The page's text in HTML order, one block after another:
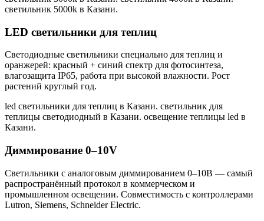
светильник 5000k в Казани.
LED светильники для теплиц
Светодиодные светильники специально для теплиц и
оранжерей: красный + синий спектр для фотосинтеза,
влагозащита IP65, работа при высокой влажности. Рост
растений круглый год.
led светильники для теплиц в Казани. светильник для
теплицы светодиодный в Казани. освещение теплицы led в
Казани.
Диммирование 0–10V
Светильники с аналоговым диммированием 0–10В — самый
распространённый протокол в коммерческом и
промышленном освещении. Совместимость с контроллерами
Lutron, Siemens, Schneider Electric.